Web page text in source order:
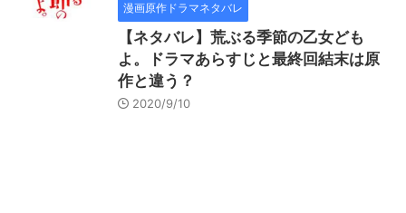
漫画原作ドラマネタバレ
【ネタバレ】荒ぶる季節の乙女ども
よ。ドラマあらすじと最終回結末は原
作と違う？
2020/9/10